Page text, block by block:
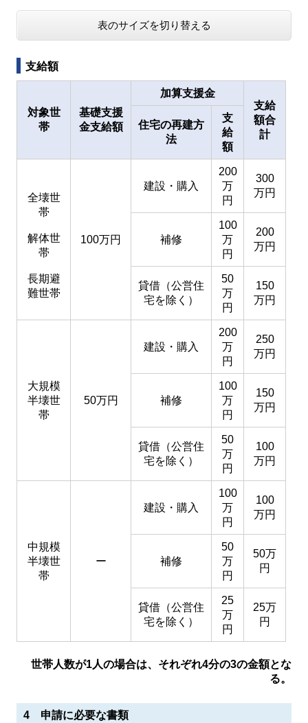
表のサイズを切り替える
支給額
対象世
帯
基礎支援
金支給額
加算支援金
支給
額合
計
住宅の再建方
法
支
給
額
全壊世
帯
解体世
帯
長期避
難世帯
100万円
建設・購入
200
万
円
300
万円
補修
100
万
円
200
万円
貸借（公営住
宅を除く）
50
万
円
150
万円
大規模
半壊世
帯
50万円
建設・購入
200
万
円
250
万円
補修
100
万
円
150
万円
貸借（公営住
宅を除く）
50
万
円
100
万円
中規模
半壊世
帯
ー
建設・購入
100
万
円
100
万円
補修
50
万
円
50万
円
貸借（公営住
宅を除く）
25
万
円
25万
円
世帯人数が1人の場合は、それぞれ4分の3の金額とな
る。
4 申請に必要な書類